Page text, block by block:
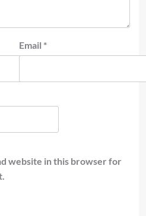
Email *
website in this browser for